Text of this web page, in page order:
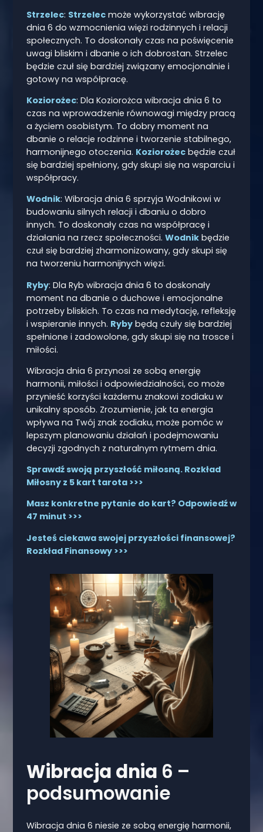
Strzelec: Strzelecmoże wykorzystać wibrację
dnia 6 do wzmocnienia więzi rodzinnych i relacji
społecznych. To doskonały czas na poświęcenie
uwagi bliskim i dbanie o ich dobrostan. Strzelec
będzie czuł się bardziej związany emocjonalnie i
gotowy na współpracę.
Koziorożec: Dla Koziorożca wibracja dnia 6 to
czas na wprowadzenie równowagi między pracą
a życiem osobistym. To dobry moment na
dbanie o relacje rodzinne i tworzenie stabilnego,
harmonijnego otoczenia. Koziorożecbędzie czuł
się bardziej spełniony, gdy skupi się na wsparciu i
współpracy.
Wodnik: Wibracja dnia 6 sprzyja Wodnikowi w
budowaniu silnych relacji i dbaniu o dobro
innych. To doskonały czas na współpracę i
działania na rzecz społeczności. Wodnikbędzie
czuł się bardziej zharmonizowany, gdy skupi się
na tworzeniu harmonijnych więzi.
Ryby: Dla Ryb wibracja dnia 6 to doskonały
moment na dbanie o duchowe i emocjonalne
potrzeby bliskich. To czas na medytację, refleksję
i wspieranie innych. Rybybędą czuły się bardziej
spełnione i zadowolone, gdy skupi się na trosce i
miłości.
Wibracja dnia 6 przynosi ze sobą energię
harmonii, miłości i odpowiedzialności, co może
przynieść korzyści każdemu znakowi zodiaku w
unikalny sposób. Zrozumienie, jak ta energia
wpływa na Twój znak zodiaku, może pomóc w
lepszym planowaniu działań i podejmowaniu
decyzji zgodnych z naturalnym rytmem dnia.
Sprawdź swoją przyszłość miłosną. Rozkład
Miłosny z 5 kart tarota >>>
Masz konkretne pytanie do kart? Odpowiedź w
47 minut >>>
Jesteś ciekawa swojej przyszłości finansowej?
Rozkład Finansowy >>>
Wibracja dnia 6 –
podsumowanie
Wibracja dnia 6 niesie ze sobą energię harmonii,